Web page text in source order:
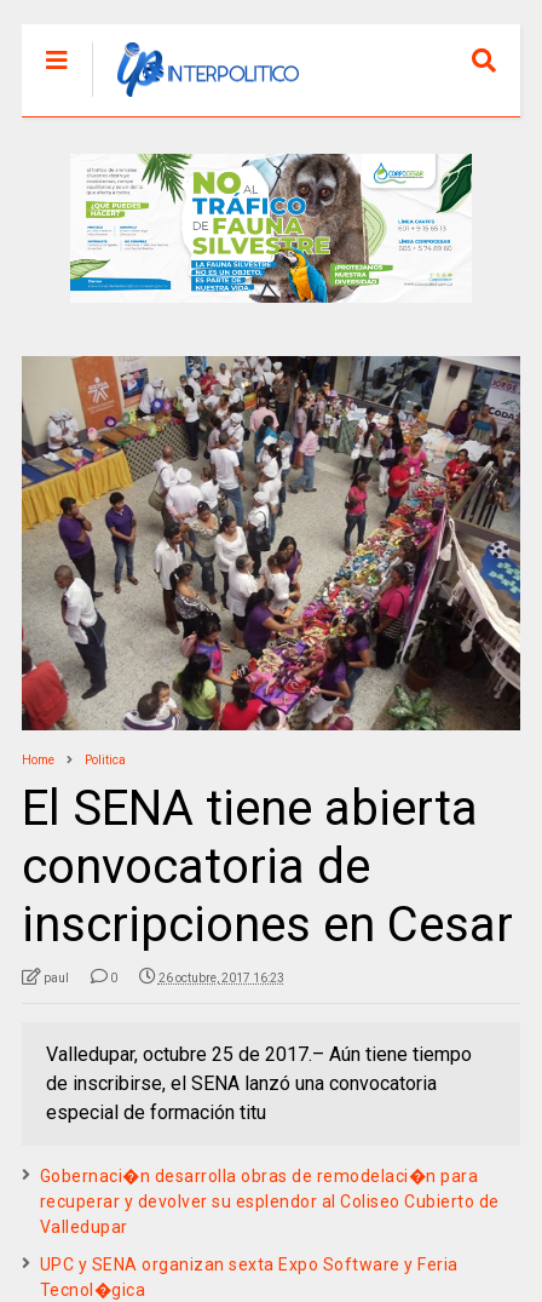
Home Politica
El SENA tiene abierta
convocatoria de
inscripciones en Cesar
paul 0 26 octubre, 2017 16:23
Valledupar, octubre 25 de 2017.– Aún tiene tiempo
de inscribirse, el SENA lanzó una convocatoria
especial de formación titu
Gobernaci�n desarrolla obras de remodelaci�n para
recuperar y devolver su esplendor al Coliseo Cubierto de
Valledupar
UPC y SENA organizan sexta Expo Software y Feria
Tecnol�gica